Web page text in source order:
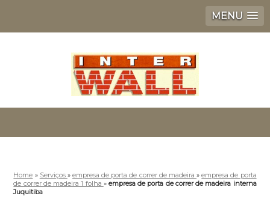
MENU
Home » Serviços »empresa de porta de correr de madeira»empresa de porta
de correr de madeira 1 folha » empresa de porta de correr de madeira interna
Juquitiba